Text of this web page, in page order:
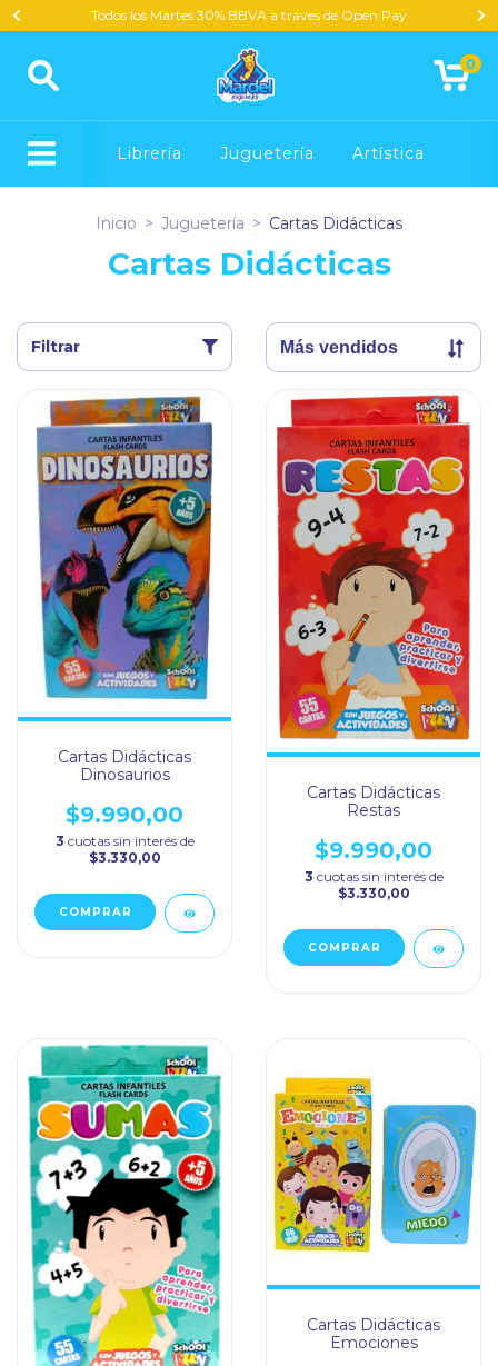
Todos los Martes 30% BBVA a traves de Open Pay
0
Librería Juguetería Artística
Inicio > Juguetería > Cartas Didácticas
Cartas Didácticas
Filtrar
Cartas Didácticas
Dinosaurios
$9.990,00
3 cuotas sin interés de
$3.330,00
Cartas Didácticas
Restas
$9.990,00
3 cuotas sin interés de
$3.330,00
Cartas Didácticas
Emociones